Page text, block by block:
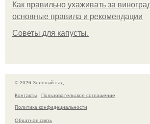
Как правильно ухаживать за
основные правила и рекомендации
Советы для капусты.
© 2026 Зелёный сад
Контакты
Пользовательское соглашение
Политика конфидециальности
Обратная связь